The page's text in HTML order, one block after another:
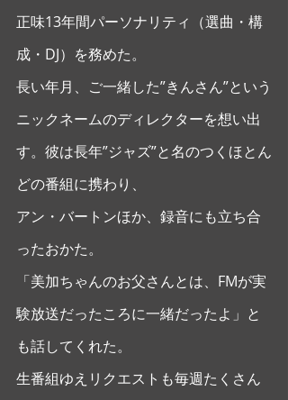
正味13年間パーソナリティ（選曲・構
成・DJ）を務めた。
長い年月、ご一緒した”きんさん”という
ニックネームのディレクターを想い出
す。彼は長年”ジャズ”と名のつくほとん
どの番組に携わり、
アン・バートンほか、録音にも立ち合
ったおかた。
「美加ちゃんのお父さんとは、FMが実
験放送だったころに一緒だったよ」と
も話してくれた。
生番組ゆえリクエストも毎週たくさん